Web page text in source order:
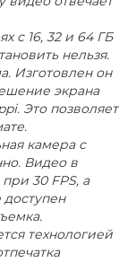
с 16, 32 и 64 ГБ
нельзя.
Изготовлен он
экрана
Это позволяет
камера с
Видео в
30 FPS, а
доступен
технологией